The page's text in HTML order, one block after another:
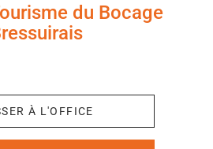
du Bocage
À L'OFFICE